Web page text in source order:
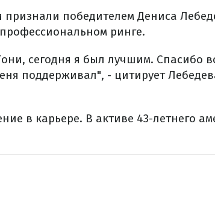
признали победителем Дениса
ринге.
сегодня я был лучшим. Спасибо
поддерживал", - цитирует
в карьере. В активе 43-летнего